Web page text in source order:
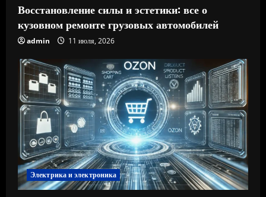
Восстановление силы и эстетики: все о
кузовном ремонте грузовых автомобилей
admin 11 июля, 2026
Электрика и электроника